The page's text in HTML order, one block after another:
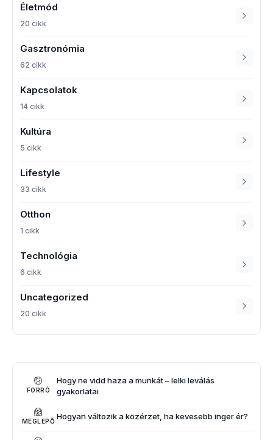
Életmód
20 cikk
Gasztronómia
62 cikk
Kapcsolatok
14 cikk
Kultúra
5 cikk
Lifestyle
33 cikk
Otthon
1 cikk
Technológia
6 cikk
Uncategorized
20 cikk
FORRÓ
Hogy ne vidd haza a munkát – lelki leválás
gyakorlatai
MEGLEPŐ Hogyan változik a közérzet, ha kevesebb inger ér?